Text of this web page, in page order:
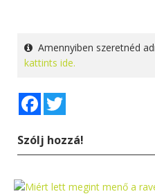
Amennyiben szeretnéd
kattints ide.
Facebook
Szólj hozzá!